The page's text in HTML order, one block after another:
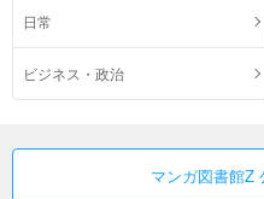
日常
ビジネス・政治
マンガ図書館Z